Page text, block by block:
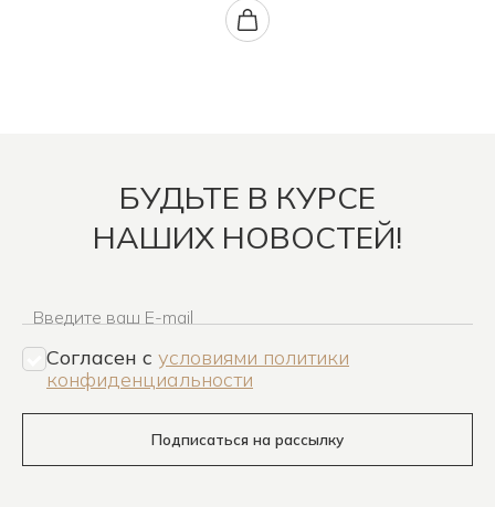
БУДЬТЕ В КУРСЕ
НАШИХ НОВОСТЕЙ!
Введите ваш E-mail
Согласен c условиями политики
конфиденциальности
Подписаться на рассылку